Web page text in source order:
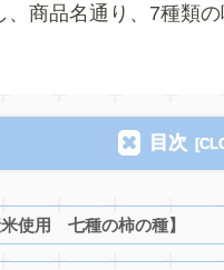
商品名通り、7種類の
目次
使用 七種の柿の種】